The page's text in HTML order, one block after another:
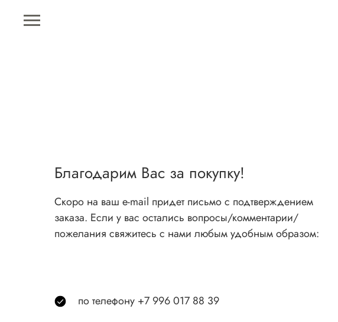
Благодарим Вас за покупку!
Скоро на ваш е-mail придет письмо с подтверждением
заказа. Если у вас остались вопросы/комментарии/
пожелания свяжитесь с нами любым удобным образом:
по телефону +7 996 017 88 39